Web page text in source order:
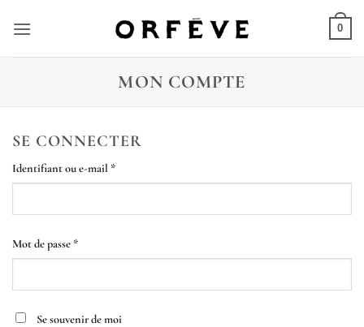
0
MON COMPTE
SE CONNECTER
Identifiant ou e-mail *Obligatoire
Mot de passe *Obligatoire
Se souvenir de moi